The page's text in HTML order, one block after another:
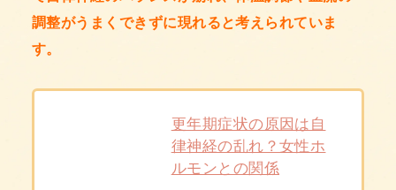
調整がうまくできずに現れると考えられていま
す。
更年期症状の原因は自
律神経の乱れ？女性ホ
ルモンとの関係